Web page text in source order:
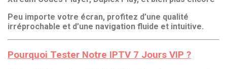
Peu importe votre écran, profitez d’une qualité
irréprochable et d’une navigation fluide et intuitive.
Pourquoi Tester Notre IPTV 7 Jours VIP ?